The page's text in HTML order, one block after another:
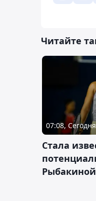
Читайте
07:08, Сегодня
Cтала